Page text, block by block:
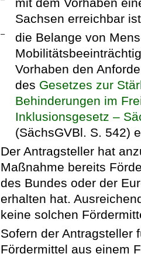
Sachsen erreichbar
–
die Belange von
Vorhaben den
des Gesetzes zur
Behinderungen im
Inklusionsgesetz –
(SächsGVBl. S. 542)
Der Antragsteller hat
Maßnahme bereits
des Bundes oder der
erhalten hat.
keine solchen
Sofern der Antragsteller
Fördermittel aus einem